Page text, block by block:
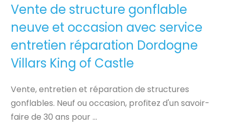
Vente de structure gonflable
neuve et occasion avec service
entretien réparation Dordogne
Villars King of Castle
Vente, entretien et réparation de structures
gonflables. Neuf ou occasion, profitez d'un savoir-
faire de 30 ans pour ...